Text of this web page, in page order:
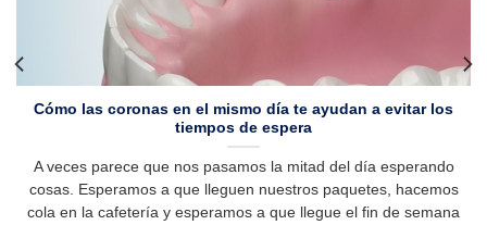
Cómo las coronas en el mismo día te ayudan a evitar los
tiempos de espera
A veces parece que nos pasamos la mitad del día esperando
cosas. Esperamos a que lleguen nuestros paquetes, hacemos
cola en la cafetería y esperamos a que llegue el fin de semana